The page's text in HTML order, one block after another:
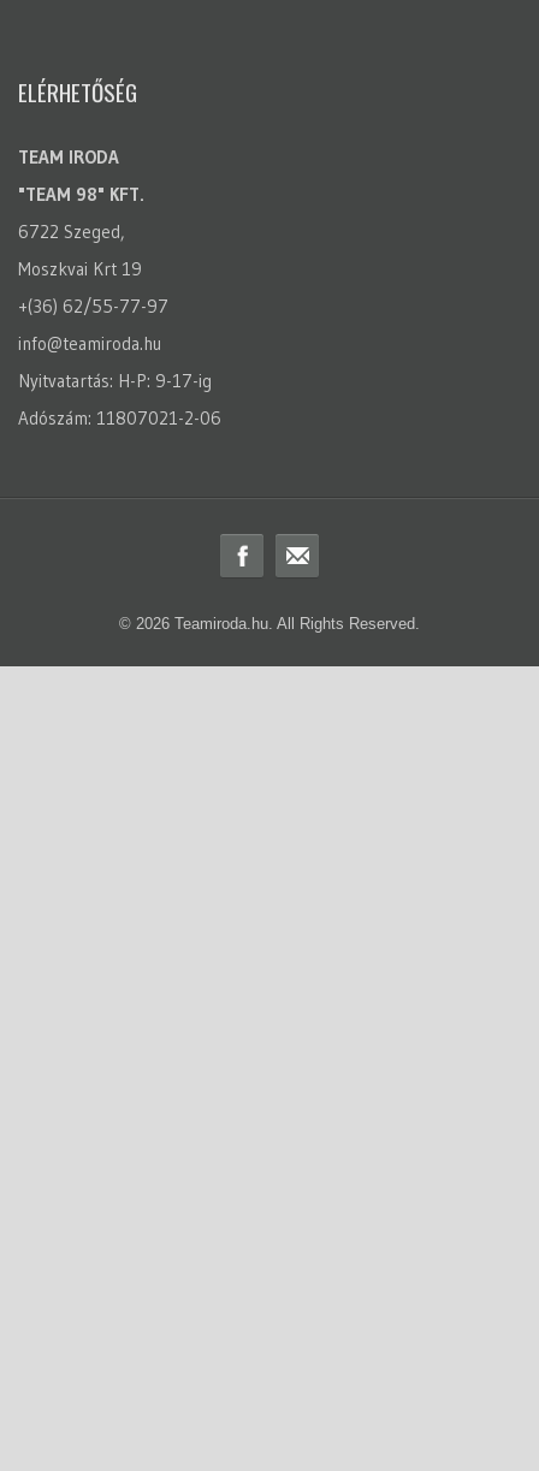
ELÉRHETŐSÉG
TEAM IRODA
"TEAM 98" KFT.
6722 Szeged,
Moszkvai Krt 19
+(36) 62/55-77-97
info@teamiroda.hu
Nyitvatartás: H-P: 9-17-ig
Adószám: 11807021-2-06
© 2026 Teamiroda.hu. All Rights Reserved.